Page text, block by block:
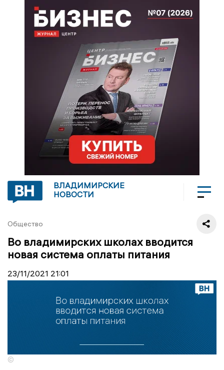
ВЛАДИМИРСКИЕ
НОВОСТИ
Общество
Во владимирских школах вводится
новая система оплаты питания
23/11/2021 21:01
©